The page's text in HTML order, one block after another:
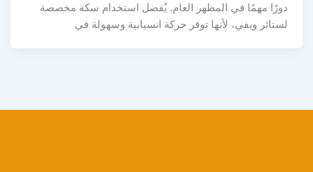
دورًا مهمًا في المظهر العام. يُفضل استخدام سكة مخصصة
لستائر ويفي، لأنها توفر حركة انسيابية وسهولة في